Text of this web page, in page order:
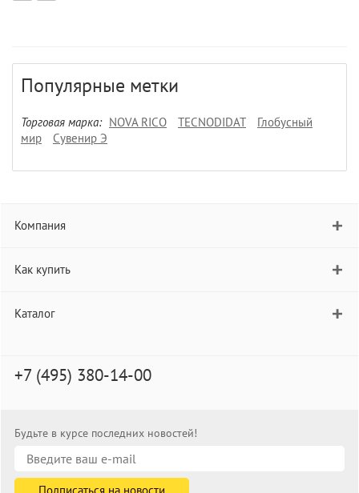
Популярные метки
Торговая марка: NOVA RICO TECNODIDAT
Глобусный
мир
Сувенир Э
Компания
Как купить
Каталог
+7 (495) 380-14-00
Будьте в курсе последних новостей!